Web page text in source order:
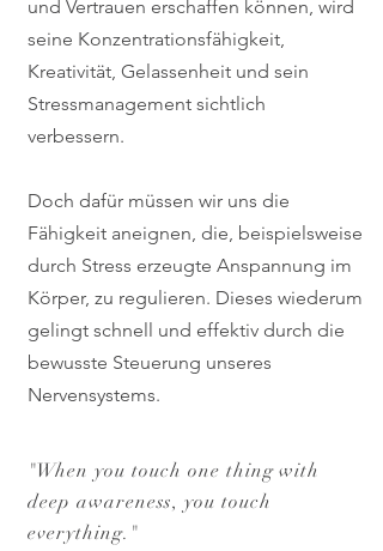
und Vertrauen erschaffen können, wird
seine Konzentrationsfähigkeit,
Kreativität, Gelassenheit und sein
Stressmanagement sichtlich
verbessern.
Doch dafür müssen wir uns die
Fähigkeit aneignen, die, beispielsweise
durch Stress erzeugte Anspannung im
Körper, zu regulieren. Dieses wiederum
gelingt schnell und effektiv durch die
bewusste Steuerung unseres
Nervensystems.
"When you touch one thing with
deep awareness, you touch
everything. "